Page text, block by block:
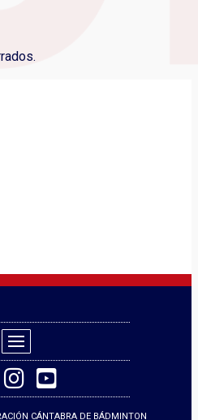
CÁNTABRA DE BÁDMINTON